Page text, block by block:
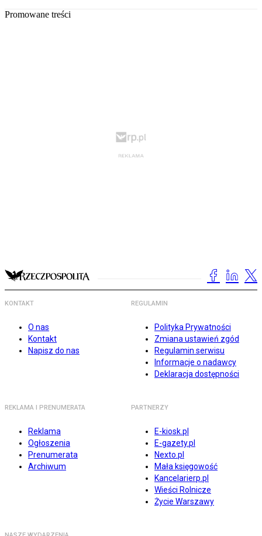
Promowane treści
KONTAKT
O nas
Kontakt
Napisz do nas
REGULAMIN
Polityka Prywatności
Zmiana ustawień zgód
Regulamin serwisu
Informacje o nadawcy
Deklaracja dostępności
REKLAMA I PRENUMERATA
Reklama
Ogłoszenia
Prenumerata
Archiwum
PARTNERZY
E-kiosk.pl
E-gazety.pl
Nexto.pl
Mała księgowość
Kancelarierp.pl
Wieści Rolnicze
Życie Warszawy